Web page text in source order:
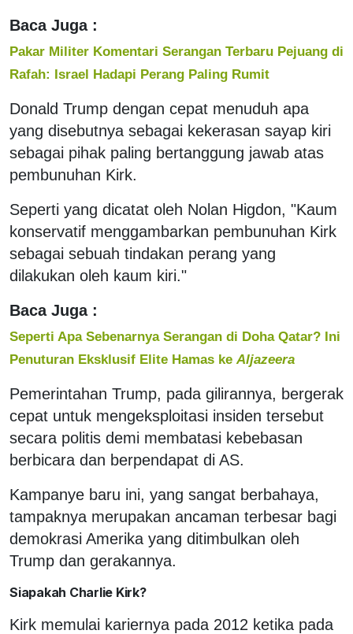
Baca Juga :
Pakar Militer Komentari Serangan Terbaru Pejuang di
Rafah: Israel Hadapi Perang Paling Rumit
Donald Trump dengan cepat menuduh apa
yang disebutnya sebagai kekerasan sayap kiri
sebagai pihak paling bertanggung jawab atas
pembunuhan Kirk.
Seperti yang dicatat oleh Nolan Higdon, "Kaum
konservatif menggambarkan pembunuhan Kirk
sebagai sebuah tindakan perang yang
dilakukan oleh kaum kiri."
Baca Juga :
Seperti Apa Sebenarnya Serangan di Doha Qatar? Ini
Penuturan Eksklusif Elite Hamas ke Aljazeera
Pemerintahan Trump, pada gilirannya, bergerak
cepat untuk mengeksploitasi insiden tersebut
secara politis demi membatasi kebebasan
berbicara dan berpendapat di AS.
Kampanye baru ini, yang sangat berbahaya,
tampaknya merupakan ancaman terbesar bagi
demokrasi Amerika yang ditimbulkan oleh
Trump dan gerakannya.
Siapakah Charlie Kirk?
Kirk memulai kariernya pada 2012 ketika pada